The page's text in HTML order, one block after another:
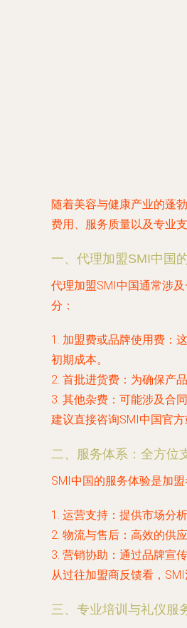
随着美容与健康产业的蓬
费用、服务质量以及专业
一、代理加盟SMI中国
代理加盟SMI中国通常涉
分：
1. 加盟费或品牌使用费 ：
初期成本。
2. 首批进货费 ：为确保产
3. 其他杂费 ：可能涉及合
建议直接咨询SMI中国官
二、服务体系：全方位
SMI中国的服务体验是加
1. 运营支持 ：提供市场分
2. 物流与售后 ：高效的供
3. 营销协助 ：通过品牌宣
从过往加盟商反馈看，
三、专业培训与礼仪服